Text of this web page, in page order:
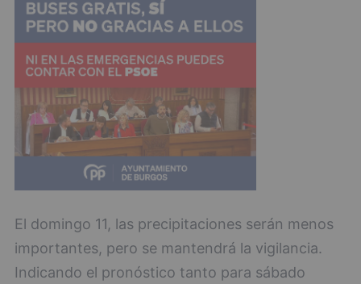
El domingo 11, las precipitaciones serán menos
importantes, pero se mantendrá la vigilancia.
Indicando el pronóstico tanto para sábado